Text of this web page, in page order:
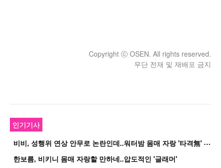
Copyright ⓒ OSEN. All rights reserved.
무단 전재 및 재배포 금지
인기기사
비
비, 성행위 연상 안무로 논란인데..워터밤 몸매 자랑 '타격無' 근황
한보름, 비키니 몸매 자랑할 만하네..압도적인 '글래머'